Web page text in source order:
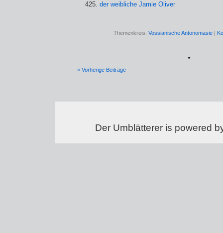
der weibliche Jamie Oliver
Themenkreis: Vossianische Antonomasie |
*
« Vorherige Beiträge
Der Umblätterer is powered